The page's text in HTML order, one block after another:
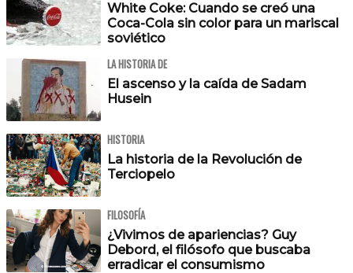
White Coke: Cuando se creó una
Coca-Cola sin color para un mariscal
soviético
LA HISTORIA DE
El ascenso y la caída de Sadam
Husein
HISTORIA
La historia de la Revolución de
Terciopelo
FILOSOFÍA
¿Vivimos de apariencias? Guy
Debord, el filósofo que buscaba
erradicar el consumismo